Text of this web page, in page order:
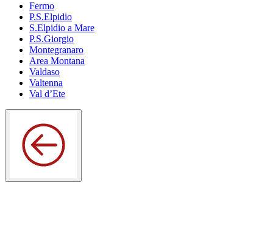
Fermo
P.S.Elpidio
S.Elpidio a Mare
P.S.Giorgio
Montegranaro
Area Montana
Valdaso
Valtenna
Val d’Ete